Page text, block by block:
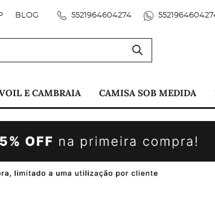
BLOG 5521964604274
E CAMBRAIA CAMISA SOB MEDIDA